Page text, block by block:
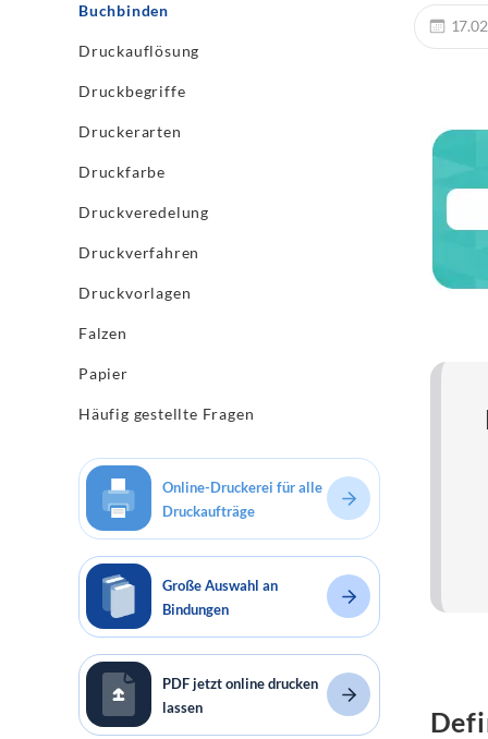
Buchbinden
Druckauflösung
Druckbegriffe
Druckerarten
Druckfarbe
Druckveredelung
Druckverfahren
Druckvorlagen
Falzen
Papier
Häufig gestellte Fragen
Online-Druckerei für alle
Druckaufträge
Große Auswahl an
Bindungen
PDF jetzt online drucken
lassen